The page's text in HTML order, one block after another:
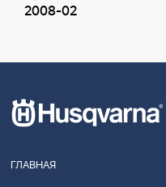
2008-02
ГЛАВНАЯ